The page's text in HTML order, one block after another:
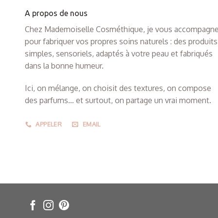
A propos de nous
Chez Mademoiselle Cosméthique, je vous accompagne
pour fabriquer vos propres soins naturels : des produits
simples, sensoriels, adaptés à votre peau et fabriqués
dans la bonne humeur.
Ici, on mélange, on choisit des textures, on compose
des parfums… et surtout, on partage un vrai moment.
APPELER EMAIL